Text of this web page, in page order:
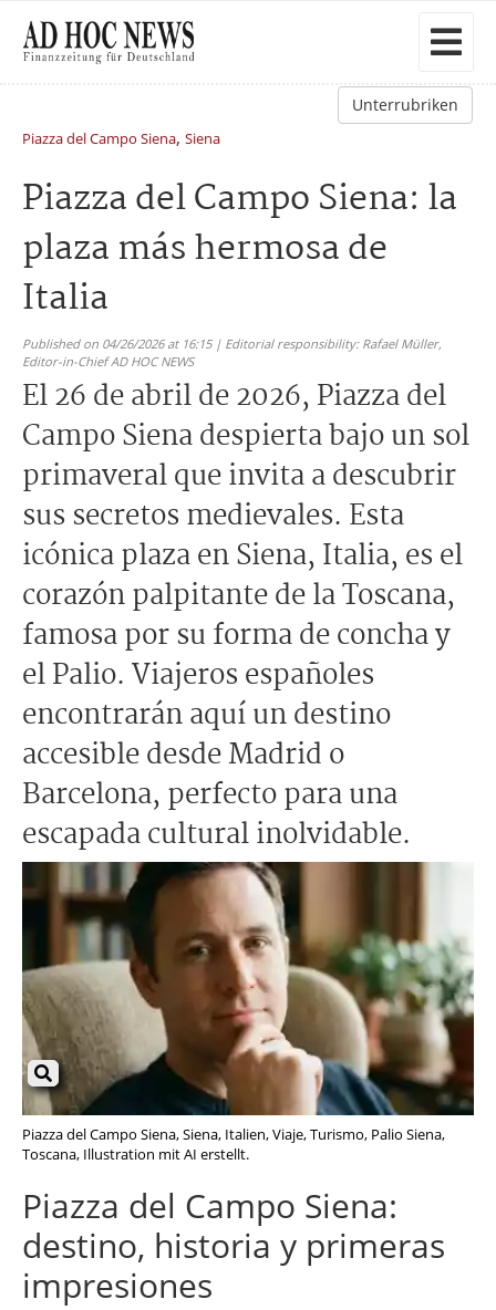
Unterrubriken
Piazza del Campo Siena, Siena
Piazza del Campo Siena: la
plaza más hermosa de
Italia
Published on 04/26/2026 at 16:15 | Editorial responsibility: Rafael Müller,
Editor-in-Chief AD HOC NEWS
El 26 de abril de 2026, Piazza del
Campo Siena despierta bajo un sol
primaveral que invita a descubrir
sus secretos medievales. Esta
icónica plaza en Siena, Italia, es el
corazón palpitante de la Toscana,
famosa por su forma de concha y
el Palio. Viajeros españoles
encontrarán aquí un destino
accesible desde Madrid o
Barcelona, perfecto para una
escapada cultural inolvidable.
Piazza del Campo Siena, Siena, Italien, Viaje, Turismo, Palio Siena,
Toscana, Illustration mit AI erstellt.
Piazza del Campo Siena:
destino, historia y primeras
impresiones